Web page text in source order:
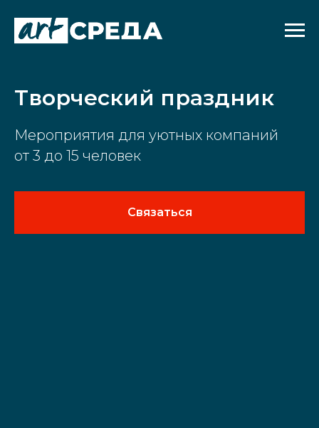
Творческий праздник
Мероприятия для уютных компаний
от 3 до 15 человек
Связаться